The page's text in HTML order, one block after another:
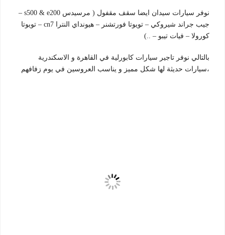
نوفر سيارات سيدان ايضا سقف مقفول ( مرسيدس s500 & e200 –
جيب جراند شيروكي – تويوتا فورتشنر – هيونداي النترا cn7 – تويوتا
كورولا – فيات تيبو – ..)
بالتالي نوفر تاجير سيارات كابورلية في القاهرة و الاسكندرية
،سيارات حديثة لها شكل مميز و يناسب العروسين في يوم زفافهم